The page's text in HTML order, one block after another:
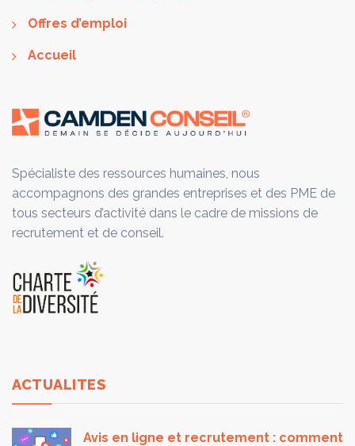
Offres d’emploi
Accueil
Spécialiste des ressources humaines, nous
accompagnons des grandes entreprises et des PME de
tous secteurs d’activité dans le cadre de missions de
recrutement et de conseil.
ACTUALITES
Avis en ligne et recrutement : comment